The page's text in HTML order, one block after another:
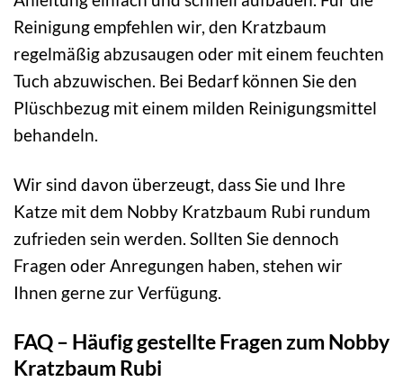
Reinigung empfehlen wir, den Kratzbaum
regelmäßig abzusaugen oder mit einem feuchten
Tuch abzuwischen. Bei Bedarf können Sie den
Plüschbezug mit einem milden Reinigungsmittel
behandeln.
Wir sind davon überzeugt, dass Sie und Ihre
Katze mit dem Nobby Kratzbaum Rubi rundum
zufrieden sein werden. Sollten Sie dennoch
Fragen oder Anregungen haben, stehen wir
Ihnen gerne zur Verfügung.
FAQ – Häufig gestellte Fragen zum Nobby
Kratzbaum Rubi